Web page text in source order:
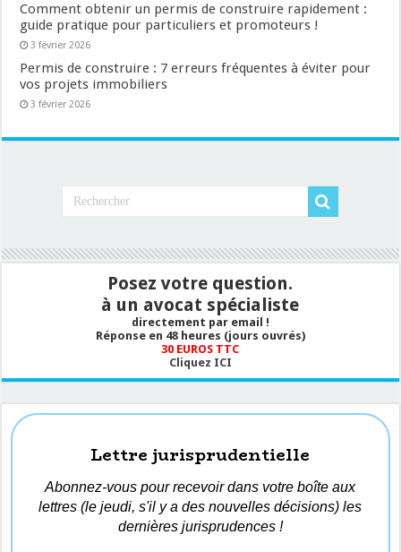
Comment obtenir un permis de construire rapidement :
guide pratique pour particuliers et promoteurs !
3 février 2026
Permis de construire : 7 erreurs fréquentes à éviter pour
vos projets immobiliers
3 février 2026
Posez votre question.
à un avocat spécialiste
directement par email !
Réponse en 48 heures (jours ouvrés)
30 EUROS TTC
Cliquez ICI
Lettre jurisprudentielle
Abonnez-vous pour recevoir dans votre boîte aux
lettres (le jeudi, s'il y a des nouvelles décisions) les
dernières jurisprudences !